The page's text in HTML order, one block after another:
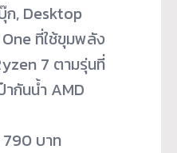
, Desktop
ที่ใช้ขุมพลัง
7 ตามรุ่นที่
ากันน้ำ AMD
บาท